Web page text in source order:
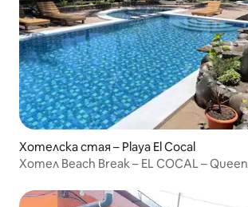
Хотелска стая – Playa El Cocal
Хотел Beach Break – EL COCAL – Queen